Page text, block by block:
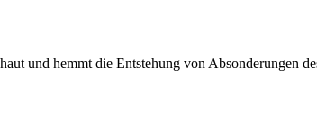
und hemmt die Entstehung von Absonderungen